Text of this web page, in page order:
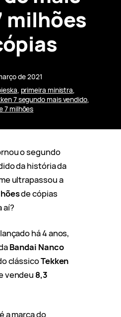
milhões
de 2021
, primeira ministra
7 segundo mais vendido
7 milhões
o segundo
da história da
ultrapassou a
de cópias
aí?
há 4 anos,
Bandai Nanco
clássicoTekken
vendeu 8,3
a marca do